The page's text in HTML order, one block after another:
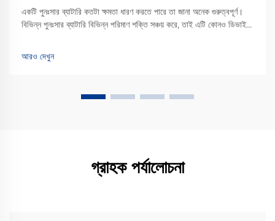
একটি পুনঃসার ব্যাটারি কতটা ক্ষমতা ধারণ করতে পারে তা জানা অনেক গুরুত্বপূর্ণ।
বিভিন্ন পুনঃসার ব্যাটারি বিভিন্ন পরিমাণ শক্তি সঞ্চয় করে, তাই এটি কোনও ডিভাইস
আরও দেখুন
গ্রাহক পর্যালোচনা